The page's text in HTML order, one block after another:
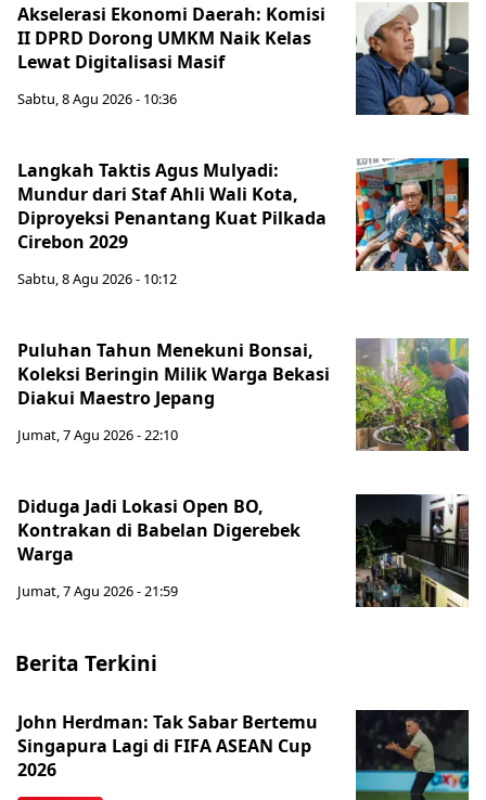
Akselerasi Ekonomi Daerah: Komisi
II DPRD Dorong UMKM Naik Kelas
Lewat Digitalisasi Masif
Sabtu, 8 Agu 2026 - 10:36
Langkah Taktis Agus Mulyadi:
Mundur dari Staf Ahli Wali Kota,
Diproyeksi Penantang Kuat Pilkada
Cirebon 2029
Sabtu, 8 Agu 2026 - 10:12
Puluhan Tahun Menekuni Bonsai,
Koleksi Beringin Milik Warga Bekasi
Diakui Maestro Jepang
Jumat, 7 Agu 2026 - 22:10
Diduga Jadi Lokasi Open BO,
Kontrakan di Babelan Digerebek
Warga
Jumat, 7 Agu 2026 - 21:59
Berita Terkini
John Herdman: Tak Sabar Bertemu
Singapura Lagi di FIFA ASEAN Cup
2026